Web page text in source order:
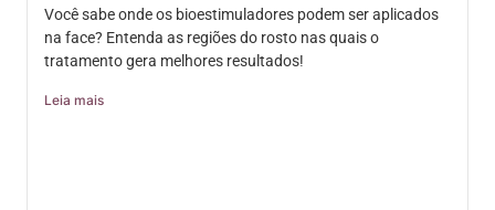
Você sabe onde os bioestimuladores podem ser aplicados
na face? Entenda as regiões do rosto nas quais o
tratamento gera melhores resultados!
Leia mais